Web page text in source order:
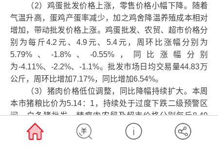
（2）鸡蛋批发价格上涨，零售价格小幅下降。随着
气温升高，蛋鸡产蛋率减少，加之鸡舍降温养殖成本相对
增加，带动批发价格上涨。鸡蛋批发、农贸、超市价格分
别为每斤4.2元、4.9元、5.4元，周环比涨幅分别为
5.79%、-1.8%、-0.55%，同比涨幅分别
为-4.11%、-2.2%、-1.1%。批发市场日均交易量44.83万
公斤，周环比增加7.17%，同比增加6.54%。
（3）猪肉价格低位调整，同比降幅持续扩大。本周
本市猪粮比价为5.14：1，持续处于过度下跌二级预警区
间。白条猪批发、精瘦肉农贸及超市价格分别每斤8.49
元、13.18元、14.85元，周环比涨幅分别为0.12%、
0.15%、-0.2%，同比涨幅分别